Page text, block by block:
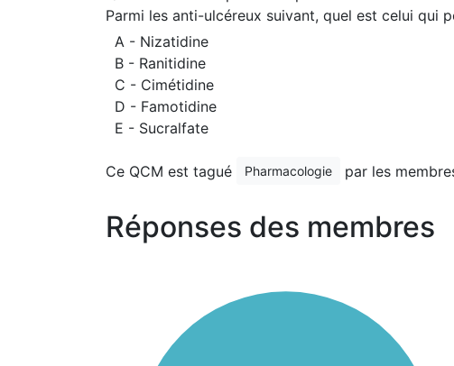
Parmi les anti-ulcéreux suivant, quel est celui qui
A - Nizatidine
B - Ranitidine
C - Cimétidine
D - Famotidine
E - Sucralfate
Ce QCM est tagué Pharmacologie par les
Réponses des membres